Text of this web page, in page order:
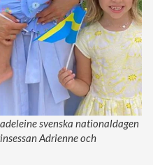
svenska nationaldagen
Adrienne och